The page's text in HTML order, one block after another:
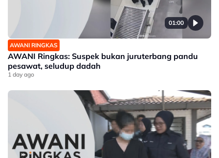
01:00
AWANI RINGKAS
AWANI Ringkas: Suspek bukan juruterbang pandu
pesawat, seludup dadah
1 day ago